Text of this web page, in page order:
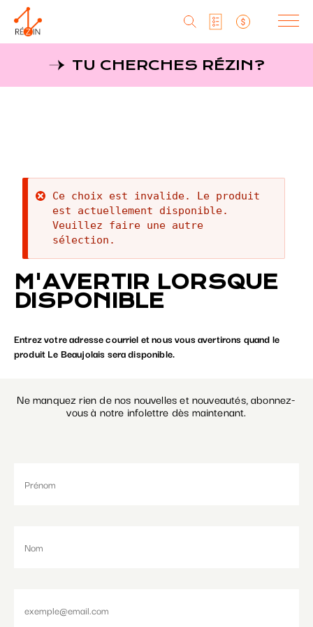
Produits
Producteurs
MagaZin
Contact
RéZin
530, rue St-Zotique Est
Montréal, Qc, H2S 1M3
info@rezin.com
Paramétrer les cookies
TU CHERCHES RÉZIN?
Message
d'erreur
Ce choix est invalide. Le produit
est actuellement disponible.
Veuillez faire une autre
sélection.
M'AVERTIR LORSQUE
DISPONIBLE
Entrez votre adresse courriel et nous vous avertirons quand le
produit Le Beaujolais sera disponible.
Ne manquez rien de nos nouvelles et nouveautés, abonnez-
vous à notre infolettre dès maintenant.